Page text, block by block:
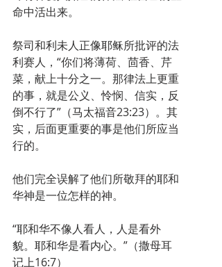
命中活出来。
祭司和利未人正像耶稣所批评的法
利赛人，“你们将薄荷、茴香、芹
菜，献上十分之一。那律法上更重
的事，就是公义、怜悯、信实，反
倒不行了”（马太福音23:23）。其
实，后面更重要的事是他们所应当
行的。
他们完全误解了他们所敬拜的耶和
华神是一位怎样的神。
“耶和华不像人看人，人是看外
貌。耶和华是看内心。”（撒母耳
记上16:7）